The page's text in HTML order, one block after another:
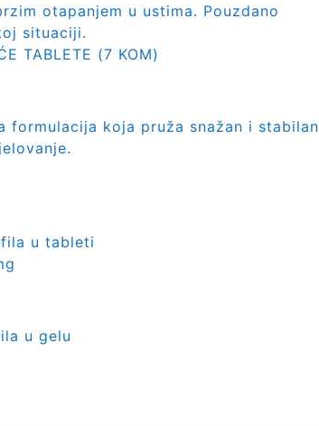
otapanjem u ustima. Pouzdano
situaciji.
TABLETE (7 KOM)
formulacija koja pruža snažan i stabilan
u tableti
u gelu